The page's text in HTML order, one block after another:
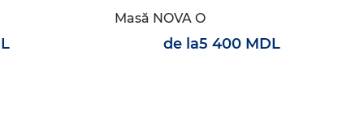
Masă NOVA O
de la5 400 MDL